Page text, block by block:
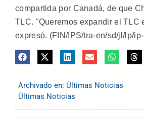
compartida por Canadá, de que
TLC. "Queremos expandir el TLC
expresó. (FIN/IPS/tra-en/sd/jl/lp/
Archivado en: Últimas Noticias
Últimas Noticias